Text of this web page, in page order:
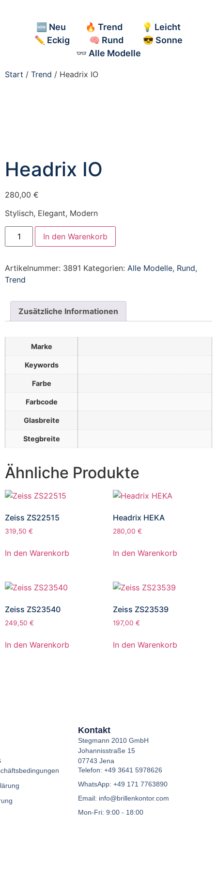
🆕 Neu 🔥 Trend
💡 Leicht
✏️ Eckig
🧠 Rund
😎 Sonne
👓 Alle Modelle
Start / Trend / Headrix IO
Headrix IO
280,00 €
Stylisch, Elegant, Modern
In den Warenkorb
Artikelnummer: 3891 Kategorien: Alle Modelle, Rund,
Trend
Zusätzliche Informationen
Marke
Keywords
Farbe
Farbcode
Glasbreite
Stegbreite
Ähnliche Produkte
Zeiss ZS22515
319,50 €
In den Warenkorb
Headrix HEKA
280,00 €
In den Warenkorb
Zeiss ZS23540
249,50 €
In den Warenkorb
Zeiss ZS23539
197,00 €
In den Warenkorb
Kontakt
Stegmann 2010 GmbH
Johannisstraße 15
07743 Jena
Telefon: +49 3641 5978626
WhatsApp: +49 171 7763890
Email: info@brillenkontor.com
Mon-Fri: 9:00 - 18:00